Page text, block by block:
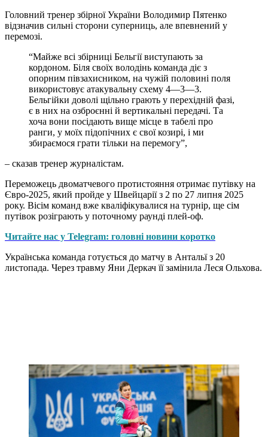
Головний тренер збірної України Володимир Пятенко
відзначив сильні сторони суперниць, але впевнений у
перемозі.
“Mайже всі збірниці Бельгії виступають за
кордоном. Біля своїх володінь команда діє з
опорним півзахисником, на чужій половині поля
використовує атакувальну схему 4—3—3.
Бельгійки доволі щільно грають у перехідній фазі,
є в них на озброєнні й вертикальні передачі. Та
хоча вони посідають вище місце в табелі про
ранги, у моїх підопічних є свої козирі, і ми
збираємося грати тільки на перемогу”,
– сказав тренер журналістам.
Переможець двоматчевого протистояння отримає путівку на
Євро-2025, який пройде у Швейцарії з 2 по 27 липня 2025
року. Вісім команд вже кваліфікувалися на турнір, ще сім
путівок розіграють у поточному раунді плей-оф.
Читайте нас у Telegram: головні новини коротко
Українська команда готується до матчу в Антальї з 20
листопада. Через травму Яни Деркач її замінила Леся Ольхова.